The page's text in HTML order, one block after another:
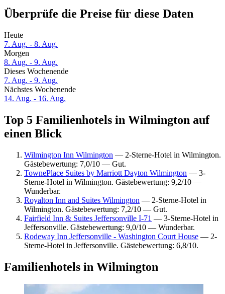
Überprüfe die Preise für diese Daten
Heute
7. Aug. - 8. Aug.
Morgen
8. Aug. - 9. Aug.
Dieses Wochenende
7. Aug. - 9. Aug.
Nächstes Wochenende
14. Aug. - 16. Aug.
Top 5 Familienhotels in Wilmington auf
einen Blick
Wilmington Inn Wilmington — 2-Sterne-Hotel in Wilmington.
Gästebewertung: 7,0/10 — Gut.
TownePlace Suites by Marriott Dayton Wilmington — 3-
Sterne-Hotel in Wilmington. Gästebewertung: 9,2/10 —
Wunderbar.
Royalton Inn and Suites Wilmington — 2-Sterne-Hotel in
Wilmington. Gästebewertung: 7,2/10 — Gut.
Fairfield Inn & Suites Jeffersonville I-71 — 3-Sterne-Hotel in
Jeffersonville. Gästebewertung: 9,0/10 — Wunderbar.
Rodeway Inn Jeffersonville - Washington Court House — 2-
Sterne-Hotel in Jeffersonville. Gästebewertung: 6,8/10.
Familienhotels in Wilmington